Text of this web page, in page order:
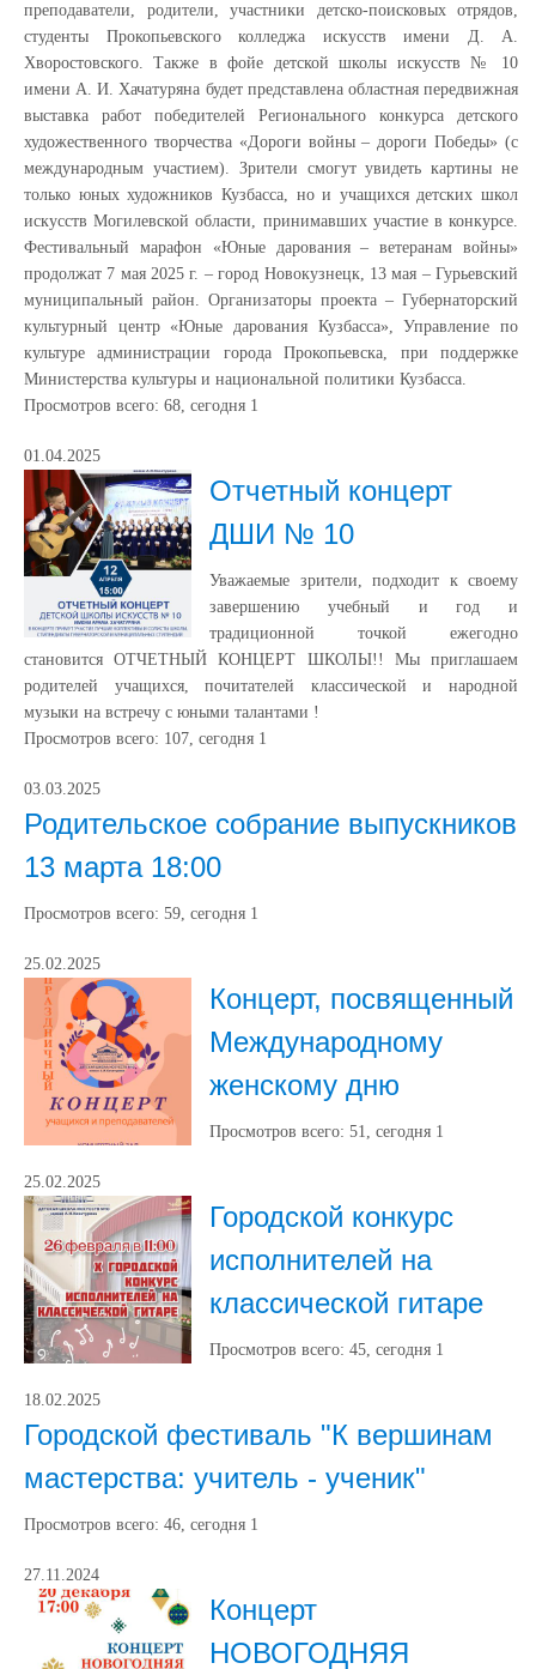
преподаватели, родители, участники детско-поисковых отрядов,
студенты Прокопьевского колледжа искусств имени Д. А.
Хворостовского. Также в фойе детской школы искусств № 10
имени А. И. Хачатуряна будет представлена областная передвижная
выставка работ победителей Регионального конкурса детского
художественного творчества «Дороги войны – дороги Победы» (с
международным участием). Зрители смогут увидеть картины не
только юных художников Кузбасса, но и учащихся детских школ
искусств Могилевской области, принимавших участие в конкурсе.
Фестивальный марафон «Юные дарования – ветеранам войны»
продолжат 7 мая 2025 г. – город Новокузнецк, 13 мая – Гурьевский
муниципальный район. Организаторы проекта – Губернаторский
культурный центр «Юные дарования Кузбасса», Управление по
культуре администрации города Прокопьевска, при поддержке
Министерства культуры и национальной политики Кузбасса.
Просмотров всего: 68, сегодня 1
01.04.2025
Отчетный концерт
ДШИ № 10
Уважаемые зрители, подходит к своему
завершению учебный и год и
традиционной точкой ежегодно
становится ОТЧЕТНЫЙ КОНЦЕРТ ШКОЛЫ!! Мы приглашаем
родителей учащихся, почитателей классической и народной
музыки на встречу с юными талантами !
Просмотров всего: 107, сегодня 1
03.03.2025
Родительское собрание выпускников
13 марта 18:00
Просмотров всего: 59, сегодня 1
25.02.2025
Концерт, посвященный
Международному
женскому дню
Просмотров всего: 51, сегодня 1
25.02.2025
Городской конкурс
исполнителей на
классической гитаре
Просмотров всего: 45, сегодня 1
18.02.2025
Городской фестиваль "К вершинам
мастерства: учитель - ученик"
Просмотров всего: 46, сегодня 1
27.11.2024
Концерт
НОВОГОДНЯЯ